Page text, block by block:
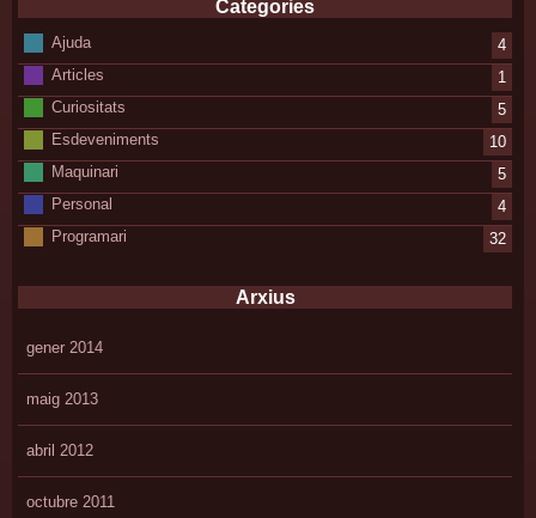
in
Categories
Ajuda
4
Articles
1
Curiositats
5
Esdeveniments
10
Maquinari
5
Personal
4
Programari
32
Arxius
gener 2014
maig 2013
abril 2012
octubre 2011